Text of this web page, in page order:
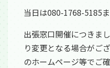
当日は080-1768-5185
出張窓口開催につきま
り変更となる場合がご
のホームページ等でご